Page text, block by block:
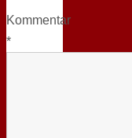
Kommentar
*